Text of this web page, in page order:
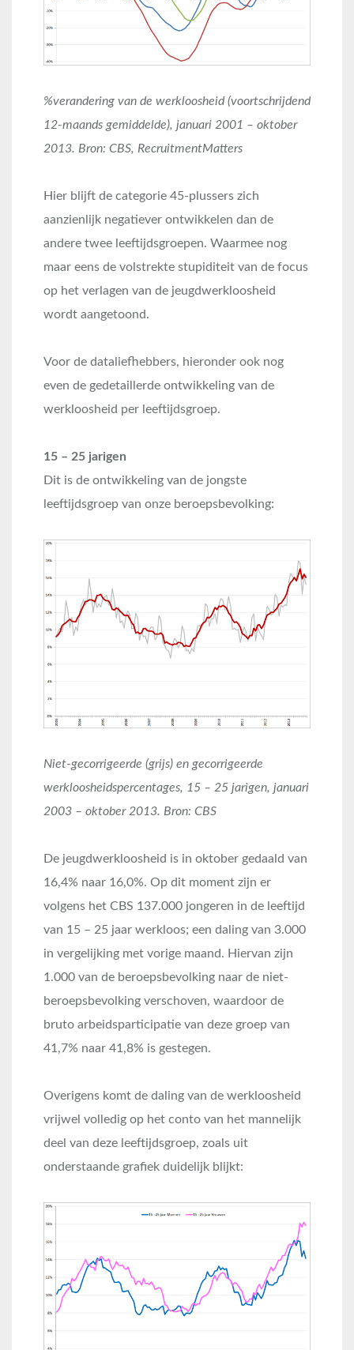
%verandering van de werkloosheid (voortschrijdend
12-maands gemiddelde), januari 2001 – oktober
2013. Bron: CBS, RecruitmentMatters
Hier blijft de categorie 45-plussers zich
aanzienlijk negatiever ontwikkelen dan de
andere twee leeftijdsgroepen. Waarmee nog
maar eens de volstrekte stupiditeit van de focus
op het verlagen van de jeugdwerkloosheid
wordt aangetoond.
Voor de dataliefhebbers, hieronder ook nog
even de gedetaillerde ontwikkeling van de
werkloosheid per leeftijdsgroep.
15 – 25 jarigen
Dit is de ontwikkeling van de jongste
leeftijdsgroep van onze beroepsbevolking:
Niet-gecorrigeerde (grijs) en gecorrigeerde
werkloosheidspercentages, 15 – 25 jarigen, januari
2003 – oktober 2013. Bron: CBS
De jeugdwerkloosheid is in oktober gedaald van
16,4% naar 16,0%. Op dit moment zijn er
volgens het CBS 137.000 jongeren in de leeftijd
van 15 – 25 jaar werkloos; een daling van 3.000
in vergelijking met vorige maand. Hiervan zijn
1.000 van de beroepsbevolking naar de niet-
beroepsbevolking verschoven, waardoor de
bruto arbeidsparticipatie van deze groep van
41,7% naar 41,8% is gestegen.
Overigens komt de daling van de werkloosheid
vrijwel volledig op het conto van het mannelijk
deel van deze leeftijdsgroep, zoals uit
onderstaande grafiek duidelijk blijkt: